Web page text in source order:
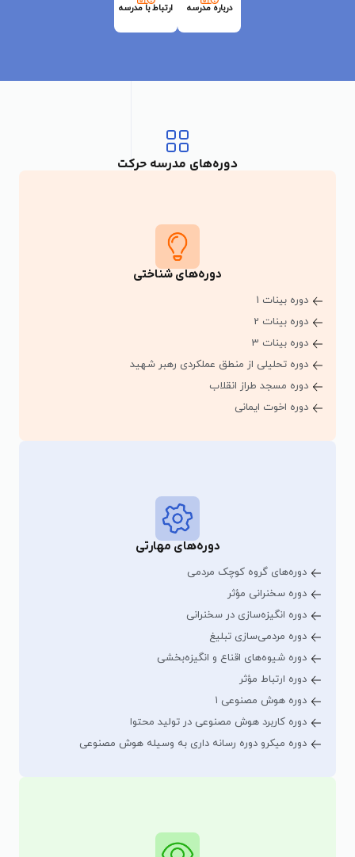
درباره مدرسه ارتباط با مدرسه
دوره‌های مدرسه حرکت
دوره‌های شناختی
دوره بینات 1
دوره بینات 2
دوره بینات 3
دوره تحلیلی از منطق عملکردی رهبر شهید
دوره مسجد طراز انقلاب
دوره اخوت ایمانی
دوره‌های مهارتی
دوره‌های گروه کوچک مردمی
دوره سخنرانی مؤثر
دوره انگیزه‌سازی در سخنرانی
دوره مردمی‌سازی تبلیغ
دوره شیوه‌های اقناع و انگیزه‌بخشی
دوره ارتباط مؤثر
دوره هوش مصنوعی ۱
دوره کاربرد هوش مصنوعی در تولید محتوا
دوره میکرو دوره رسانه داری به وسیله هوش مصنوعی